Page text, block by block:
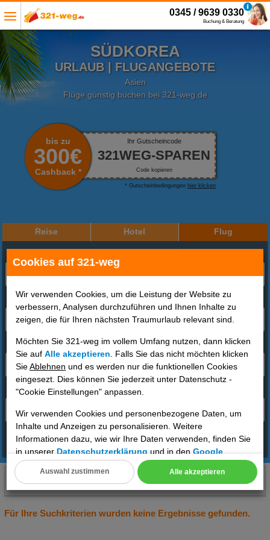
Cookies auf 321-weg
Wir verwenden Cookies, um die Leistung der Website zu
verbessern, Analysen durchzuführen und Ihnen Inhalte zu
zeigen, die für Ihren nächsten Traumurlaub relevant sind.
Möchten Sie 321-weg im vollem Umfang nutzen, dann klicken
Sie aufAlle akzeptieren . Falls Sie das nicht möchten klicken
SieAblehnen und es werden nur die funktionellen Cookies
eingesezt. Dies können Sie jederzeit unter Datenschutz -
"Cookie Einstellungen" anpassen.
Wir verwenden Cookies und personenbezogene Daten, um
Inhalte und Anzeigen zu personalisieren. Weitere
Informationen dazu, wie wir Ihre Daten verwenden, finden Sie
in unsererDatenschutzerklärung und in denGoogle
Datenschutz- und Nutzungsbedingungen
Cookie Einstellungen
Alle akzeptieren
Auswahl zustimmen
0345 / 9639 0330
Buchung & Beratung
SÜDKOREA
URLAUB | FLUGANGEBOTE
Asien
Flüge günstig buchen bei 321-weg.de
bis zu
300€
Cashback *
Ihr Gutscheincode
321WEG-SPAREN
Code kopieren
* Gutscheinbedingungen hier klicken
Reise Hotel Flug
Reisende
2 Erwachsene
Reisezeitraum
01.09.2026 - 15.01.2026 / 7 Tage
Abflughafen
Deutschland
Angebote finden
Südkorea(Asien)
01.09.2026 bis 15.01.2026, 7 Tage
2 Erwachsene
DE
Für Ihre Suchkriterien wurden keine Ergebnisse gefunden.